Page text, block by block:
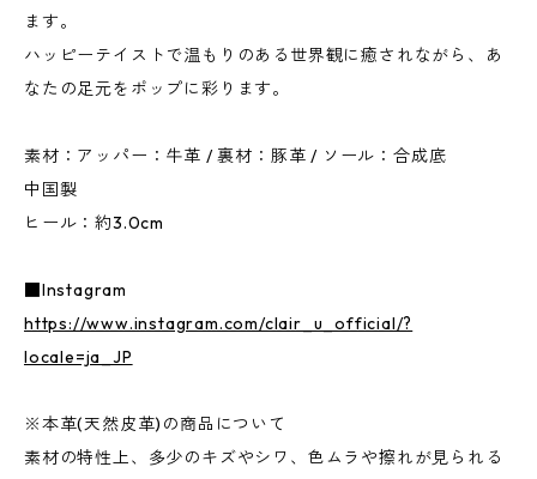
ます。
ハッピーテイストで温もりのある世界観に癒されながら、あ
なたの足元をポップに彩ります。
素材：アッパー：牛革 / 裏材：豚革 / ソール：合成底
中国製
ヒール：約3.0cm
■Instagram
https://www.instagram.com/clair_u_official/?
locale=ja_JP
※本革(天然皮革)の商品について
素材の特性上、多少のキズやシワ、色ムラや擦れが見られる